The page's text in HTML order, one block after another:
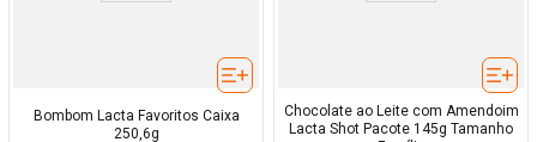
Bombom Lacta Favoritos Caixa
250,6g
Chocolate ao Leite com Amendoim
Lacta Shot Pacote 145g Tamanho